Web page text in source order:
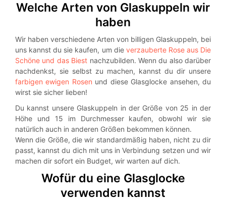
Welche Arten von Glaskuppeln wir
haben
Wir haben verschiedene Arten von billigen Glaskuppeln, bei
uns kannst du sie kaufen, um die verzauberte Rose aus Die
Schöne und das Biest nachzubilden. Wenn du also darüber
nachdenkst, sie selbst zu machen, kannst du dir unsere
farbigen ewigen Rosen und diese Glasglocke ansehen, du
wirst sie sicher lieben!
Du kannst unsere Glaskuppeln in der Größe von 25 in der
Höhe und 15 im Durchmesser kaufen, obwohl wir sie
natürlich auch in anderen Größen bekommen können.
Wenn die Größe, die wir standardmäßig haben, nicht zu dir
passt, kannst du dich mit uns in Verbindung setzen und wir
machen dir sofort ein Budget, wir warten auf dich.
Wofür du eine Glasglocke
verwenden kannst